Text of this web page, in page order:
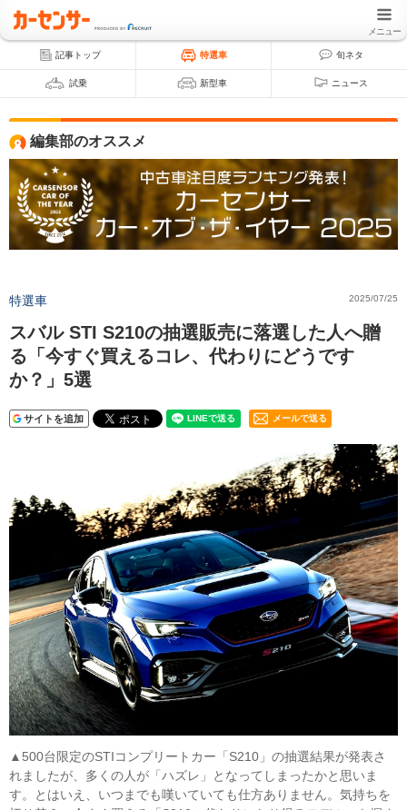
メニュー
記事トップ 特選車 旬ネタ
試乗 新型車 ニュース
編集部のオススメ
特選車 2025/07/25
スバル STI S210の抽選販売に落選した人へ贈
る「今すぐ買えるコレ、代わりにどうです
か？」5選
サイトを追加 メールで送る
▲500台限定のSTIコンプリートカー「S210」の抽選結果が発表さ
れましたが、多くの人が「ハズレ」となってしまったかと思いま
す。とはいえ、いつまでも嘆いていても仕方ありません。気持ちを